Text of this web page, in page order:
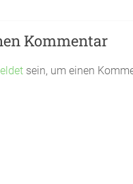
Kommentar
sein, um einen